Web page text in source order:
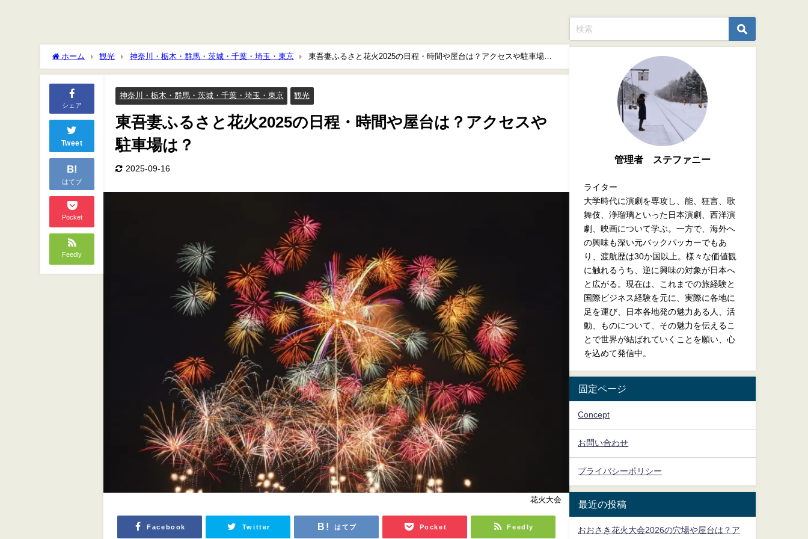
ホーム 観光 神奈川・栃木・群馬・茨城・千葉・埼玉・東京
東吾妻ふるさと花火2025の日程・時間や屋台は？アクセスや駐車場
は？
シェア
Tweet
B!
はてブ
Pocket
Feedly
神奈川・栃木・群馬・茨城・千葉・埼玉・東京 観光
東吾妻ふるさと花火2025の日程・時間や屋台は？アクセスや
駐車場は？
2025-09-16
花火大会
Facebook Twitter はてブ Pocket Feedly
管理者 ステファニー
ライター
大学時代に演劇を専攻し、能、狂言、歌
舞伎、浄瑠璃といった日本演劇、西洋演
劇、映画について学ぶ。一方で、海外へ
の興味も深い元バックパッカーでもあ
り、渡航歴は30か国以上。様々な価値観
に触れるうち、逆に興味の対象が日本へ
と広がる。現在は、これまでの旅経験と
国際ビジネス経験を元に、実際に各地に
足を運び、日本各地発の魅力ある人、活
動、ものについて、その魅力を伝えるこ
とで世界が結ばれていくことを願い、心
を込めて発信中。
固定ページ
Concept
お問い合わせ
プライバシーポリシー
最近の投稿
おおさき花火大会2026の穴場や屋台は？ア